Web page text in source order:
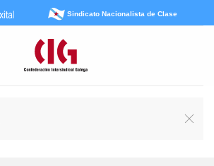
Sindicato Nacionalista de Clase